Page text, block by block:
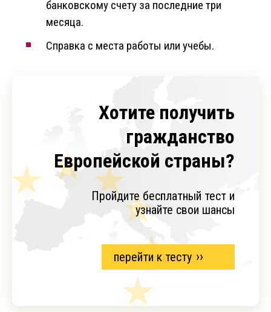
банковскому счету за последние три
месяца.
Справка с места работы или учебы.
Хотите получить
гражданство
Европейской страны?
Пройдите бесплатный тест и
узнайте свои шансы
перейти к тесту